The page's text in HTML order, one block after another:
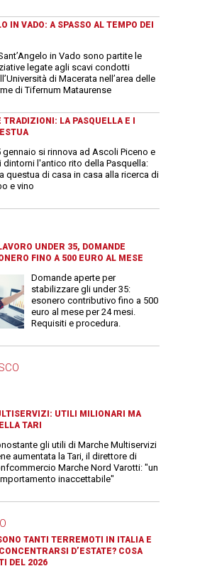
IN VADO: A SPASSO AL TEMPO DEI
in Vado sono partite le
legate agli scavi condotti
di Macerata nell’area delle
di Tifernum Mataurense
TRADIZIONI: LA PASQUELLA E I
gennaio si rinnova ad Ascoli Piceno e
dintorni l'antico rito della Pasquella:
questua di casa in casa alla ricerca di
e vino
UNDER 35, DOMANDE
FINO A 500 EURO AL MESE
Domande aperte per
stabilizzare gli under 35:
esonero contributivo fino a 500
euro al mese per 24 mesi.
Requisiti e procedura.
UTILI MILIONARI MA
TARI
gli utili di Marche Multiservizi
aumentata la Tari, il direttore di
Marche Nord Varotti: "un
inaccettabile"
TANTI TERREMOTI IN ITALIA E
D’ESTATE? COSA
DEL 2026